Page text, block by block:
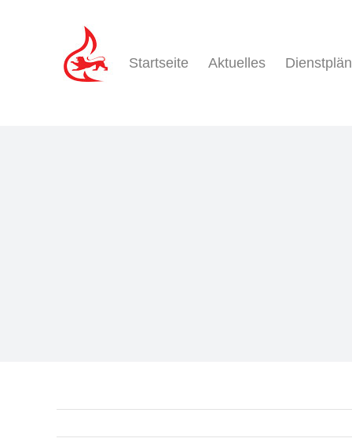
Startseite Aktuelles